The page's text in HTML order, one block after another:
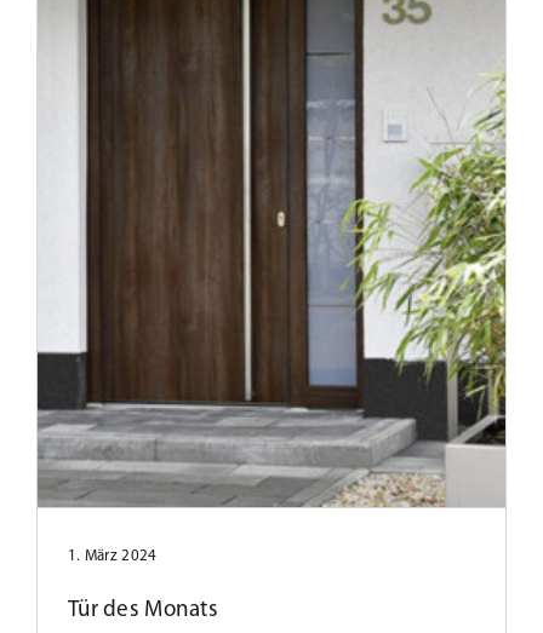
1. März 2024
Tür des Monats
Tür des Monats März 2025